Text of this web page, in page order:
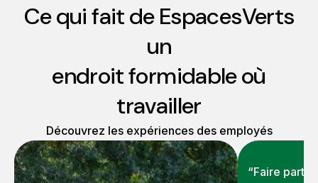
Ce qui fait de EspacesVerts
un
endroit formidable où
travailler
Découvrez les expériences des employés
“Faire